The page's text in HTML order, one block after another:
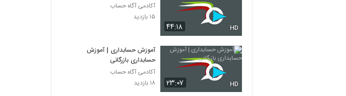
۴۴:۱۸ HD
آکادمی آگاه حساب
۱۵ بازدید
۲۳:۰۷ HD
آموزش حسابداری | آموزش
حسابداری بازرگانی
آکادمی آگاه حساب
۱۸ بازدید